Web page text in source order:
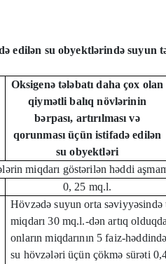
edilən su obyektlərində
Oksigenə tələbatı daha çox olan
qiymətli balıq növlərinin
bərpası, artırılması və
qorunması üçün istifadə edilən
su obyektləri
miqdarı göstərilən həddi
0, 25 mq.l.
Hövzədə suyun orta
miqdarı 30 mq.l.-dən artıq
onların miqdarının 5 faiz-
su hövzələri üçün çökmə sürəti